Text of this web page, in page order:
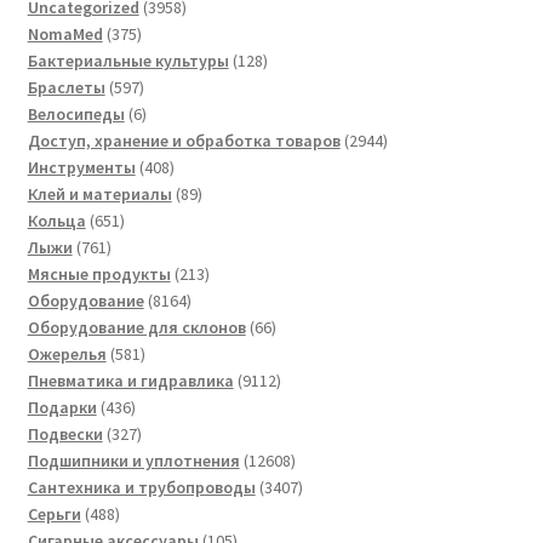
Uncategorized 39583958
NomaMed 375375
товаров
Бактериальные культуры 128128
Браслеты 597597
товаров
Велосипеды 66
товаров
Доступ, хранение и обработка товаров 29442944
Инструменты 408408
товаров
Клей и материалы 8989
Кольца 651651
Лыжи 761761
товар
Мясные продукты 213213
Оборудование 81648164
товара
Оборудование для склонов 6666
Ожерелья 581581
товар
Пневматика и гидравлика 91129112
Подарки 436436
товаров
Подвески 327327
товаров
Подшипники и уплотнения 1260812608
товаров
Сантехника и трубопроводы 34073407
Серьги 488488